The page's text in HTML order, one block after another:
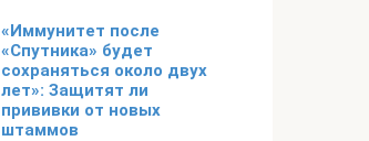
«Иммунитет после
«Спутника» будет
сохраняться около двух
лет»: Защитят ли
прививки от новых
штаммов